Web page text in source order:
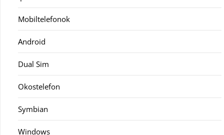
Mobiltelefonok
Android
Dual Sim
Okostelefon
Symbian
Windows